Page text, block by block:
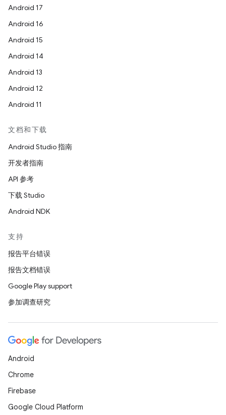
Android 17
Android 16
Android 15
Android 14
Android 13
Android 12
Android 11
文档和下载
Android Studio 指南
开发者指南
API 参考
下载 Studio
Android NDK
支持
报告平台错误
报告文档错误
Google Play support
参加调查研究
Android
Chrome
Firebase
Google Cloud Platform